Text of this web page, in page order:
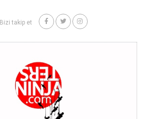
Bizi takip et